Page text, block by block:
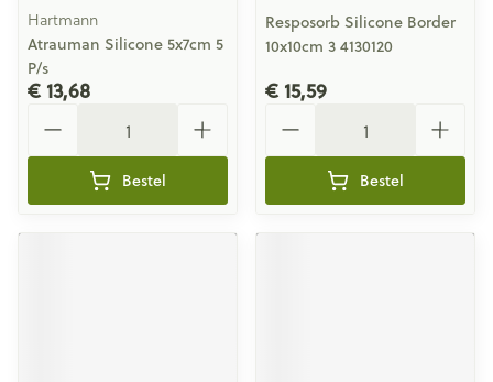
Hartmann
Atrauman Silicone 5x7cm 5
P/s
€ 13,68
Bestel
Resposorb Silicone Border
10x10cm 3 4130120
€ 15,59
Bestel